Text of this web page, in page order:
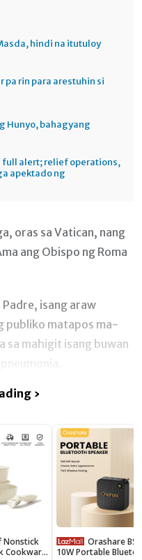
hindi na itutuloy
pa rin para arestuhin si
Hunyo, bahagyang
full alert; relief operations,
apektado ng
oras sa Vatican, nang
ang Obispo ng Roma
isang araw
publiko matapos ma-
sa mahigit isang buwan
›
Cookware
10W Portable